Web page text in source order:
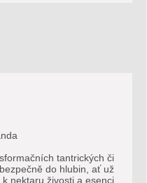
tantrických či
do hlubin, ať už
nektaru živosti a esenci